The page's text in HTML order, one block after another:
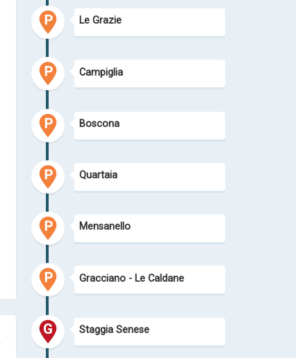
Le Grazie
Campiglia
Boscona
Quartaia
Mensanello
Gracciano - Le Caldane
Staggia Senese